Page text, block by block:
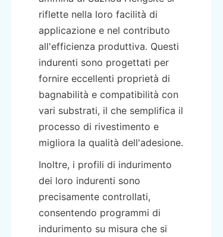
riflette nella loro facilità di
applicazione e nel contributo
all'efficienza produttiva. Questi
indurenti sono progettati per
fornire eccellenti proprietà di
bagnabilità e compatibilità con
vari substrati, il che semplifica il
processo di rivestimento e
migliora la qualità dell'adesione.
Inoltre, i profili di indurimento
dei loro indurenti sono
precisamente controllati,
consentendo programmi di
indurimento su misura che si